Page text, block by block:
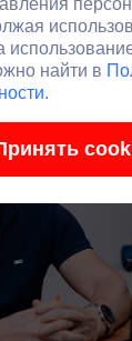
найти в
.